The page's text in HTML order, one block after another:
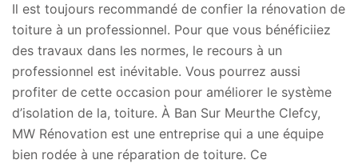
Il est toujours recommandé de confier la rénovation de
toiture à un professionnel. Pour que vous bénéficiiez
des travaux dans les normes, le recours à un
professionnel est inévitable. Vous pourrez aussi
profiter de cette occasion pour améliorer le système
d’isolation de la, toiture. À Ban Sur Meurthe Clefcy,
MW Rénovation est une entreprise qui a une équipe
bien rodée à une réparation de toiture. Ce